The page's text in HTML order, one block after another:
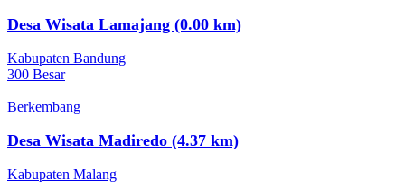
Desa Wisata Lamajang (0.00 km)
Kabupaten Bandung
300 Besar
Berkembang
Desa Wisata Madiredo (4.37 km)
Kabupaten Malang